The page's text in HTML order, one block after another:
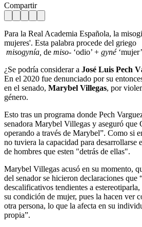
Compartir
Para la Real Academia Española, la
mujeres'. Esta palabra procede del griego
misogynía, de miso- ‘odio’ + gyné
¿Se podría considerar a José Luis Pech
En el 2020 fue denunciado por su
en el senado, Marybel Villegas, por
género.
Esto tras un programa donde Pech
senadora Marybel Villegas y aseguró que
operando a través de Marybel”. Como si
no tuviera la capacidad para desarrollarse
de hombres que esten "detrás de ellas".
Marybel Villegas acusó en su momento,
del senador se hicieron declaraciones que
descalificativos tendientes a
su condición de mujer, pues la hacen ver
otra persona, lo que la afecta en su
propia”.